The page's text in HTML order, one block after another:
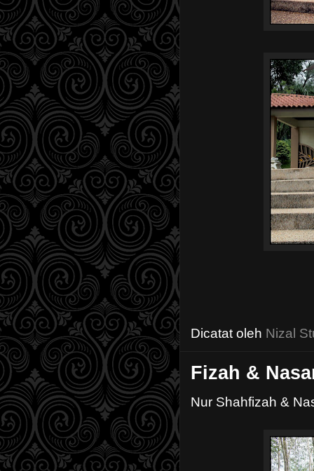
Dicatat oleh Nizal
Fizah &
Nur Shahfizah &